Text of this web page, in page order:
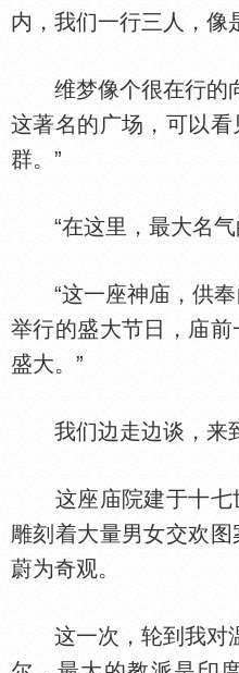
内，我们一行三人，像
维梦像个很在行的
这著名的广场，可以
群。”
“在这里，最大名气
“这一座神庙，供奉
举行的盛大节日，庙
盛大。”
我们边走边谈，来到
这座庙院建于十七
雕刻着大量男女交欢
蔚为奇观。
这一次，轮到我对